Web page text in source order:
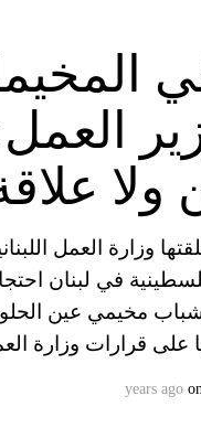
ولا
وزارة العمل
في لبنان
وشباب مخيمي عين
على قرارات وزارة